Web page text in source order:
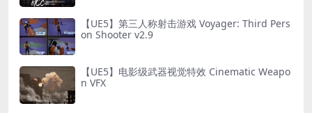
【UE5】第三人称射击游戏 Voyager: Third Pers
on Shooter v2.9
【UE5】电影级武器视觉特效 Cinematic Weapo
n VFX